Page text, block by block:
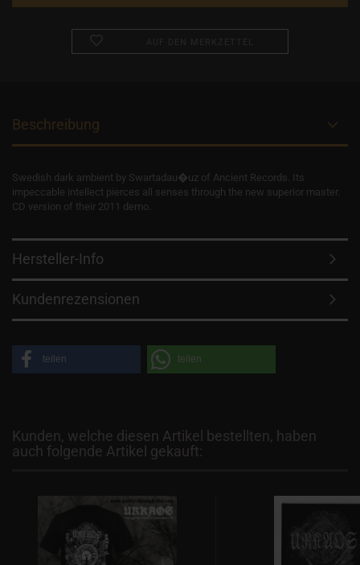
Beschreibung
Swedish dark ambient by Swartadau�uz of Ancient Records. Its
impeccable intellect pierces all senses through the new superior master.
CD version of their 2011 demo.
Hersteller-Info
Kundenrezensionen
teilen teilen
Kunden, welche diesen Artikel bestellten, haben
auch folgende Artikel gekauft: